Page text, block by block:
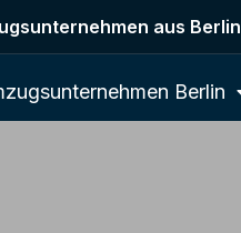
aus Berlin
Berlin